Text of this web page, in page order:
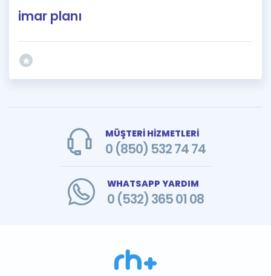
imar planı
MÜŞTERİ HİZMETLERİ
0 (850) 532 74 74
WHATSAPP YARDIM
0 (532) 365 01 08